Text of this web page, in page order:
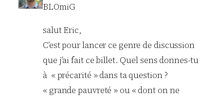
BLOmiG
salut Eric,
C’est pour lancer ce genre de discussion
que j’ai fait ce billet. Quel sens donnes-tu
à « précarité » dans ta question ?
« grande pauvreté » ou « dont on ne